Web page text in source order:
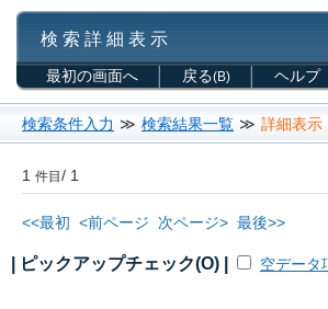
検 索 詳 細 表 示
最初の画面へ 戻る(B) ヘルプ
検索条件入力 ≫ 検索結果一覧 ≫ 詳細表示
1 件目/ 1
<<最初 <前ページ 次ページ> 最後>>
| ピックアップチェック(O) | 空データ